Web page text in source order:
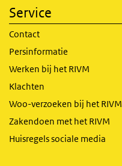
Service
Contact
Persinformatie
Werken bij het RIVM
Klachten
Woo-verzoeken bij het RIVM
Zakendoen met het RIVM
Huisregels sociale media